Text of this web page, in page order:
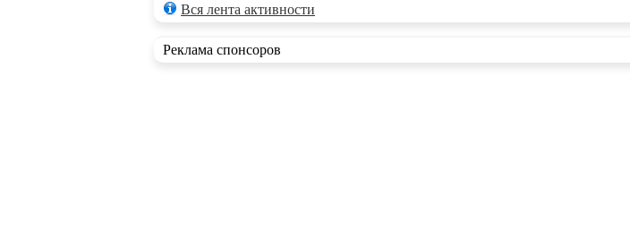
Вся лента активности
Реклама спонсоров